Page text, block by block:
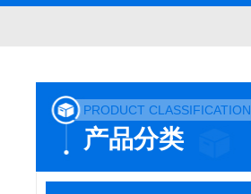
PRODUCT CLASSIFICATION
产品分类